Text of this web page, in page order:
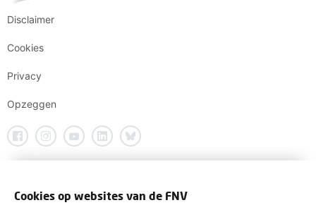
Disclaimer
Cookies
Privacy
Opzeggen
Cookies op websites van de FNV